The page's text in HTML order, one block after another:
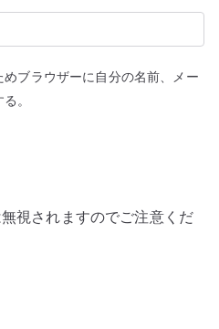
ブラウザーに自分の名前、メー
。
視されますのでご注意くだ